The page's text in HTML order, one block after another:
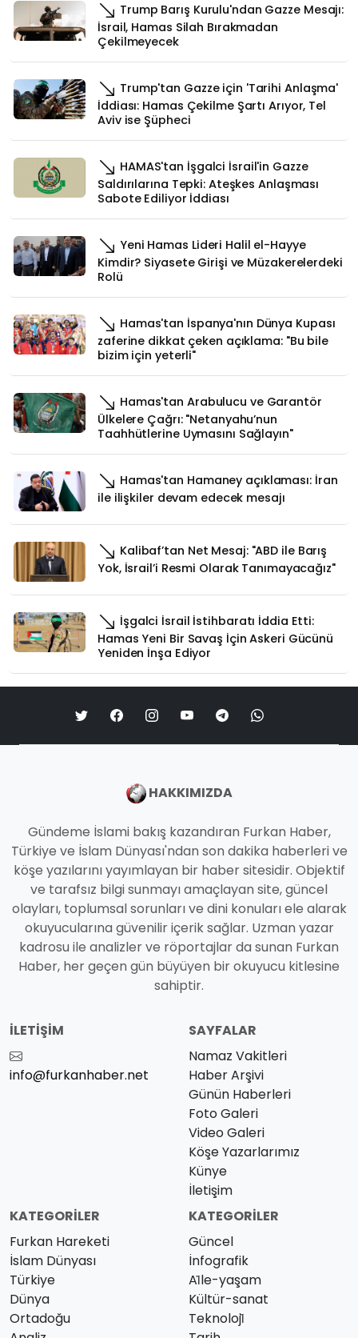
Trump Barış Kurulu'ndan Gazze Mesajı:
İsrail, Hamas Silah Bırakmadan
Çekilmeyecek
Trump'tan Gazze için 'Tarihi Anlaşma'
İddiası: Hamas Çekilme Şartı Arıyor, Tel
Aviv ise Şüpheci
HAMAS'tan İşgalci İsrail'in Gazze
Saldırılarına Tepki: Ateşkes Anlaşması
Sabote Ediliyor İddiası
Yeni Hamas Lideri Halil el-Hayye
Kimdir? Siyasete Girişi ve Müzakerelerdeki
Rolü
Hamas'tan İspanya'nın Dünya Kupası
zaferine dikkat çeken açıklama: "Bu bile
bizim için yeterli"
Hamas'tan Arabulucu ve Garantör
Ülkelere Çağrı: "Netanyahu’nun
Taahhütlerine Uymasını Sağlayın"
Hamas'tan Hamaney açıklaması: İran
ile ilişkiler devam edecek mesajı
Kalibaf’tan Net Mesaj: "ABD ile Barış
Yok, İsrail’i Resmi Olarak Tanımayacağız"
İşgalci İsrail İstihbaratı İddia Etti:
Hamas Yeni Bir Savaş İçin Askeri Gücünü
Yeniden İnşa Ediyor
HAKKIMIZDA
Gündeme İslami bakış kazandıran Furkan Haber,
Türkiye ve İslam Dünyası'ndan son dakika haberleri ve
köşe yazılarını yayımlayan bir haber sitesidir. Objektif
ve tarafsız bilgi sunmayı amaçlayan site, güncel
olayları, toplumsal sorunları ve dini konuları ele alarak
okuyucularına güvenilir içerik sağlar. Uzman yazar
kadrosu ile analizler ve röportajlar da sunan Furkan
Haber, her geçen gün büyüyen bir okuyucu kitlesine
sahiptir.
İLETIŞIM
info@furkanhaber.net
SAYFALAR
Namaz Vakitleri
Haber Arşivi
Günün Haberleri
Foto Galeri
Video Galeri
Köşe Yazarlarımız
Künye
İletişim
KATEGORILER
Furkan Hareketi
İslam Dünyası
Türkiye
Dünya
Ortadoğu
KATEGORILER
Güncel
İnfografik
Ai̇le-yaşam
Kültür-sanat
Teknoloji̇